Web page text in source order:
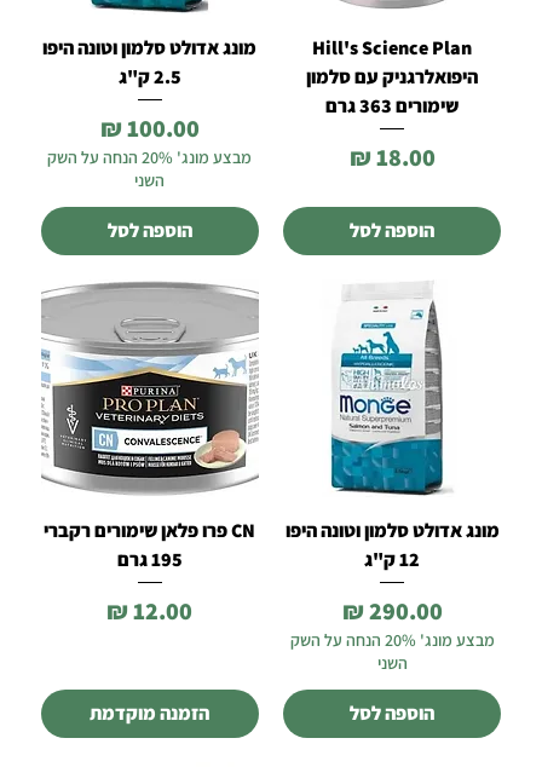
Hill's Science Plan
היפואלרגניק עם סלמון
שימורים 363 גרם
מחיר
הוספה לסל
מונג אדולט סלמון וטונה היפו
2.5 ק"ג
מחיר
מבצע מונג' 20% הנחה על השק
השני
הוספה לסל
מונג אדולט סלמון וטונה היפו
12 ק"ג
מחיר
מבצע מונג' 20% הנחה על השק
השני
הוספה לסל
CN פרו פלאן שימורים רקברי
195 גרם
מחיר
הזמנה מוקדמת